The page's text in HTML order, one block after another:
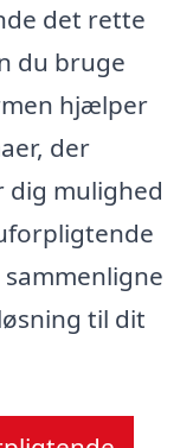
det rette
du bruge
hjælper
der
mulighed
til dit